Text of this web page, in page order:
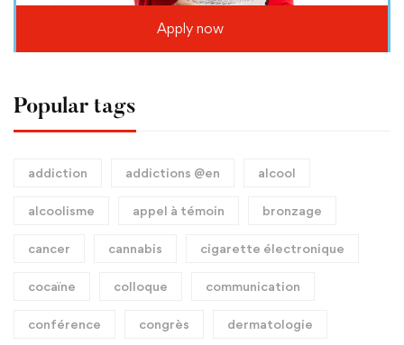
Apply now
Popular tags
addiction addictions @en alcool
alcoolisme appel à témoin bronzage
cancer cannabis cigarette électronique
cocaïne colloque communication
conférence congrès dermatologie